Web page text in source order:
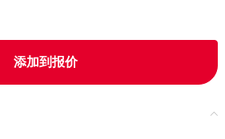
添加到报价